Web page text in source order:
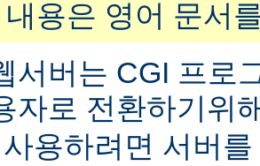
내용은 영어 문서
서버는 CGI 프로
자로 전환하기위
용하려면 서버를